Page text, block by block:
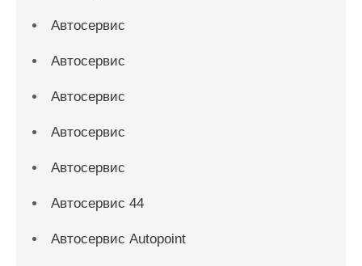
Автосервис
Автосервис
Автосервис
Автосервис
Автосервис
Автосервис 44
Автосервис Autopoint